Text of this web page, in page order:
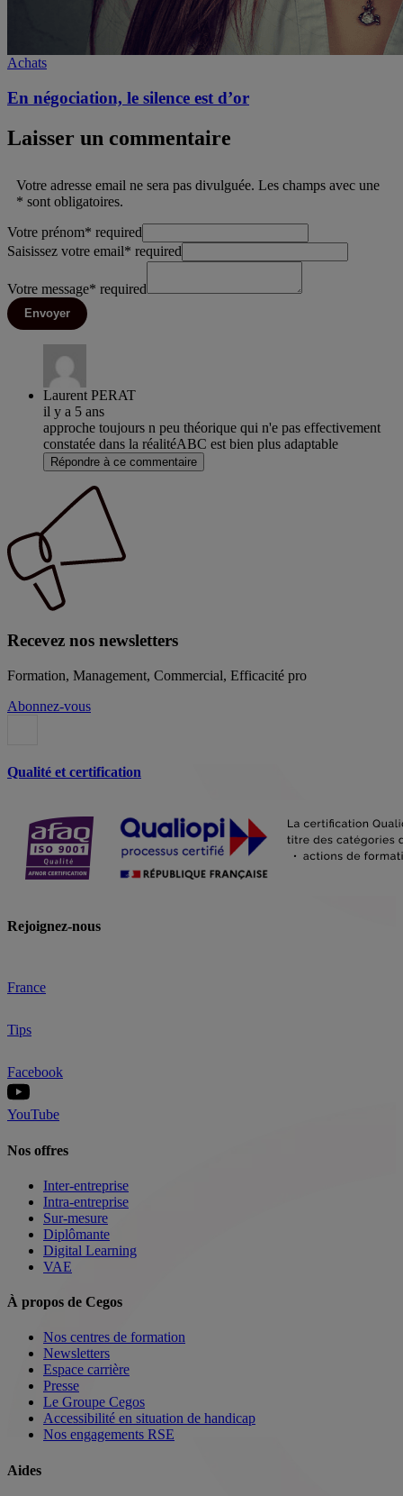
Achats
En négociation, le silence est d’or
Laisser un commentaire
Votre adresse email ne sera pas divulguée. Les champs avec une
* sont obligatoires.
Votre prénom* required
Saisissez votre email* required
Votre message* required
Envoyer
Laurent PERAT
il y a 5 ans
approche toujours n peu théorique qui n'e pas effectivement
constatée dans la réalitéABC est bien plus adaptable
Répondre à ce commentaire
Recevez nos newsletters
Formation, Management, Commercial, Efficacité pro
Abonnez-vous
Qualité et certification
Rejoignez-nous
France
Tips
Facebook
YouTube
Nos offres
Inter-entreprise
Intra-entreprise
Sur-mesure
Diplômante
Digital Learning
VAE
À propos de Cegos
Nos centres de formation
Newsletters
Espace carrière
Presse
Le Groupe Cegos
Accessibilité en situation de handicap
Nos engagements RSE
Aides